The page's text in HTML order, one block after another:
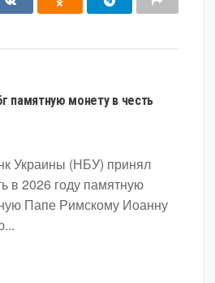
памятную монету в честь
Украины (НБУ) принял
в 2026 году памятную
Папе Римскому Иоанну